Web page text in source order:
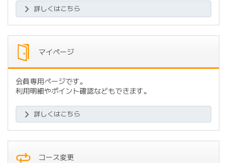
詳しくはこちら
マイページ
会員専用ページです。
利用明細やポイント確認などもできます。
詳しくはこちら
コース変更